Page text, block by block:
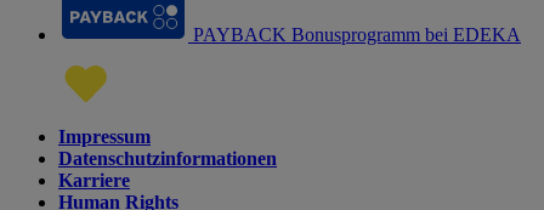
PAYBACK Bonusprogramm bei EDEKA
Impressum
Datenschutzinformationen
Karriere
Human Rights